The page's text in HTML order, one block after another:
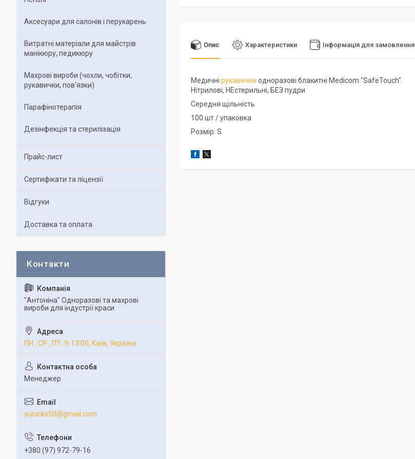
Опис Характеристики Інформація для замовлення
Медичні рукавички одноразові блакитні Medicom "SafeTouch".
Нітрилові, НЕстерильні, БЕЗ пудри
Середня щільність
100 шт / упаковка
Розмір: S
Аксесуари для салонів і перукарень
Витратні матеріали для майстрів
манікюру, педикюру
Махрові вироби (чохли, чобітки,
рукавички, пов'язки)
Парафінотерапія
Дезінфекція та стерилізація
Прайс-лист
Сертифікати та ліцензії
Відгуки
Доставка та оплата
"Антоніна" Одноразові та махрові
вироби для індустрії краси
ПН., СР., ПТ. 9-13:00, Київ, Україна
Менеджер
yunicks50@gmail.com
+380 (97) 972-79-16